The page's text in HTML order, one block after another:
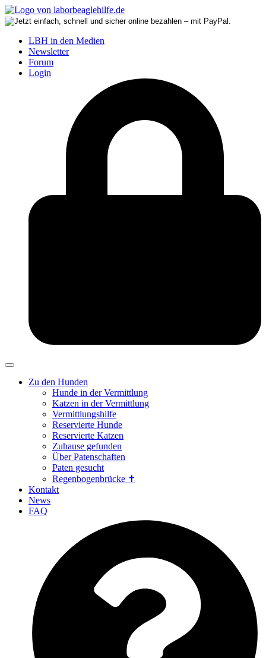
LBH in den Medien
Newsletter
Forum
Login
Zu den Hunden
Hunde in der Vermittlung
Katzen in der Vermittlung
Vermittlungshilfe
Reservierte Hunde
Reservierte Katzen
Zuhause gefunden
Über Patenschaften
Paten gesucht
Regenbogenbrücke ✝
Kontakt
News
FAQ